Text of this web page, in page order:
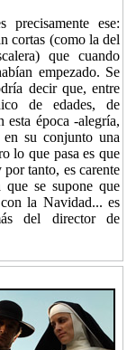
precisamente ese:
cortas (como la del
que cuando
empezado. Se
decir que, entre
de edades, de
esta época -alegría,
en su conjunto una
lo que pasa es que
tanto, es carente
que se supone que
la Navidad... es
del director de